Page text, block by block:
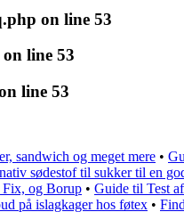
on line 53
on line 53
line 53
sandwich og meget mere •
sødestof til sukker til en
Fix, og Borup • Guide til Test
på islagkager hos føtex •